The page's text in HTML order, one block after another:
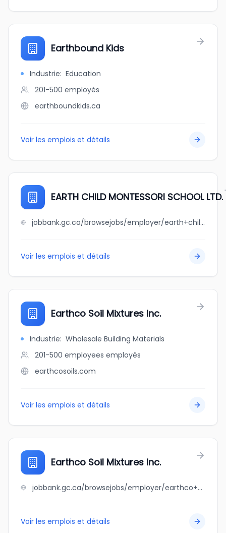
Earthbound Kids
Industrie: Education
201-500 employés
earthboundkids.ca
Voir les emplois et détails
EARTH CHILD MONTESSORI SCHOOL LTD.
jobbank.gc.ca/browsejobs/employer/earth+child+montessori+school+ltd./ca
Voir les emplois et détails
Earthco Soil Mixtures Inc.
Industrie: Wholesale Building Materials
201-500 employees employés
earthcosoils.com
Voir les emplois et détails
Earthco Soil Mixtures Inc.
jobbank.gc.ca/browsejobs/employer/earthco+soil+mixtures+inc./ca
Voir les emplois et détails